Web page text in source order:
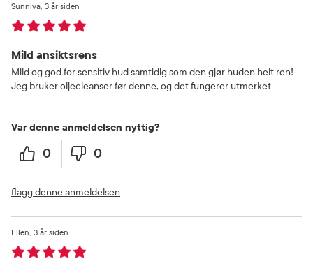
Mild ansiktsrens
3 år siden
Sunniva
Mild og god for sensitiv hud samtidig som den gjør huden helt ren!
Jeg bruker oljecleanser før denne, og det fungerer utmerket
Var denne anmeldelsen nyttig?
0 0
flagg denne anmeldelsen
3 år siden
Ellen